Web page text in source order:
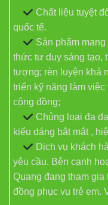
Chất liệu tuyệt
quốc tế.
Sản phẩm
thức tư duy sáng tạo,
tượng; rèn luyện khả
triển kỹ năng làm
cộng đồng;
Chủng loại đa
kiểu dáng bắt mắt ,
Dịch vụ khách
yêu cầu. Bên cạnh
Quang đang tham
đồng phục vụ trẻ em.